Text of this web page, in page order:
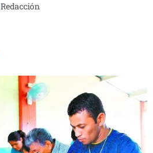
Redacción